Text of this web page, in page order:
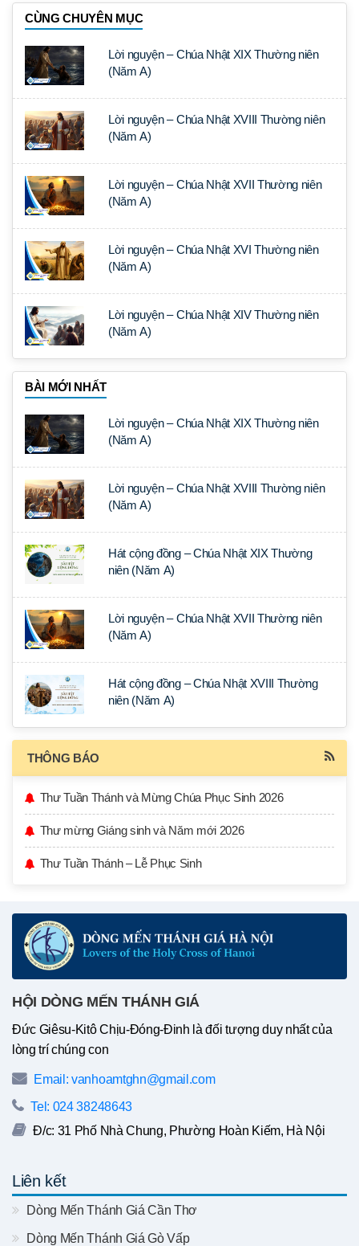
CÙNG CHUYÊN MỤC
Lời nguyện – Chúa Nhật XIX Thường niên
(Năm A)
Lời nguyện – Chúa Nhật XVIII Thường niên
(Năm A)
Lời nguyện – Chúa Nhật XVII Thường niên
(Năm A)
Lời nguyện – Chúa Nhật XVI Thường niên
(Năm A)
Lời nguyện – Chúa Nhật XIV Thường niên
(Năm A)
BÀI MỚI NHẤT
Lời nguyện – Chúa Nhật XIX Thường niên
(Năm A)
Lời nguyện – Chúa Nhật XVIII Thường niên
(Năm A)
Hát cộng đồng – Chúa Nhật XIX Thường
niên (Năm A)
Lời nguyện – Chúa Nhật XVII Thường niên
(Năm A)
Hát cộng đồng – Chúa Nhật XVIII Thường
niên (Năm A)
THÔNG BÁO
Thư Tuần Thánh và Mừng Chúa Phục Sinh 2026
Thư mừng Giáng sinh và Năm mới 2026
Thư Tuần Thánh – Lễ Phục Sinh
HỘI DÒNG MẾN THÁNH GIÁ
Đức Giêsu-Kitô Chịu-Đóng-Đinh là đối tượng duy nhất của
lòng trí chúng con
Email: vanhoamtghn@gmail.com
Tel: 024 38248643
Đ/c: 31 Phố Nhà Chung, Phường Hoàn Kiếm, Hà Nội
Liên kết
Dòng Mến Thánh Giá Cần Thơ
Dòng Mến Thánh Giá Gò Vấp